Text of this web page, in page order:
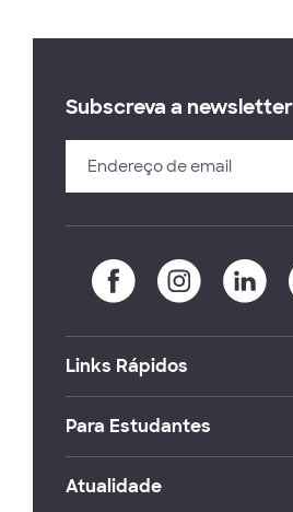
Subscreva a
Links Rápidos
Para Estudantes
Atualidade